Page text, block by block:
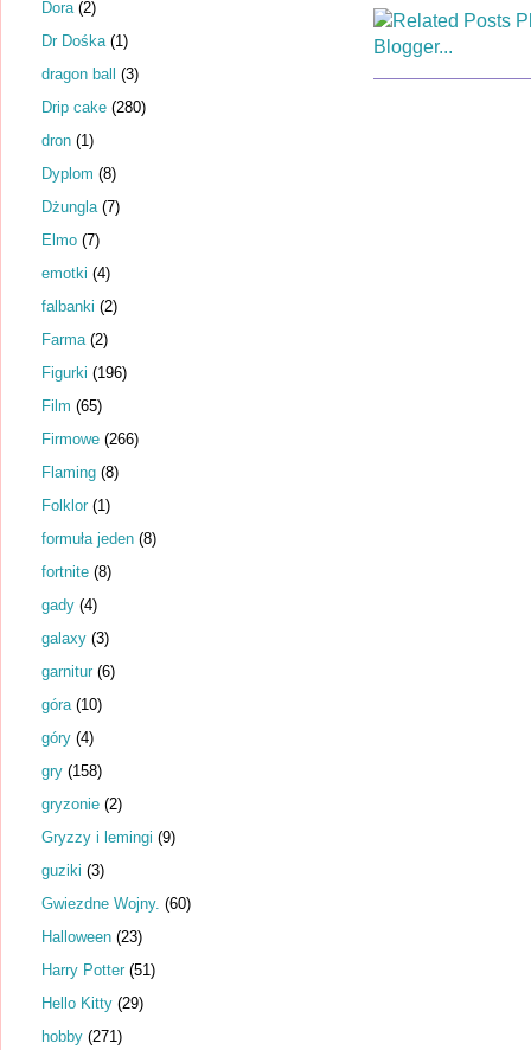
Dora (2)
Dr Dośka (1)
dragon ball (3)
Drip cake (280)
dron (1)
Dyplom (8)
Dżungla (7)
Elmo (7)
emotki (4)
falbanki (2)
Farma (2)
Figurki (196)
Film (65)
Firmowe (266)
Flaming (8)
Folklor (1)
formuła jeden (8)
fortnite (8)
gady (4)
galaxy (3)
garnitur (6)
góra (10)
góry (4)
gry (158)
gryzonie (2)
Gryzzy i lemingi (9)
guziki (3)
Gwiezdne Wojny. (60)
Halloween (23)
Harry Potter (51)
Hello Kitty (29)
hobby (271)